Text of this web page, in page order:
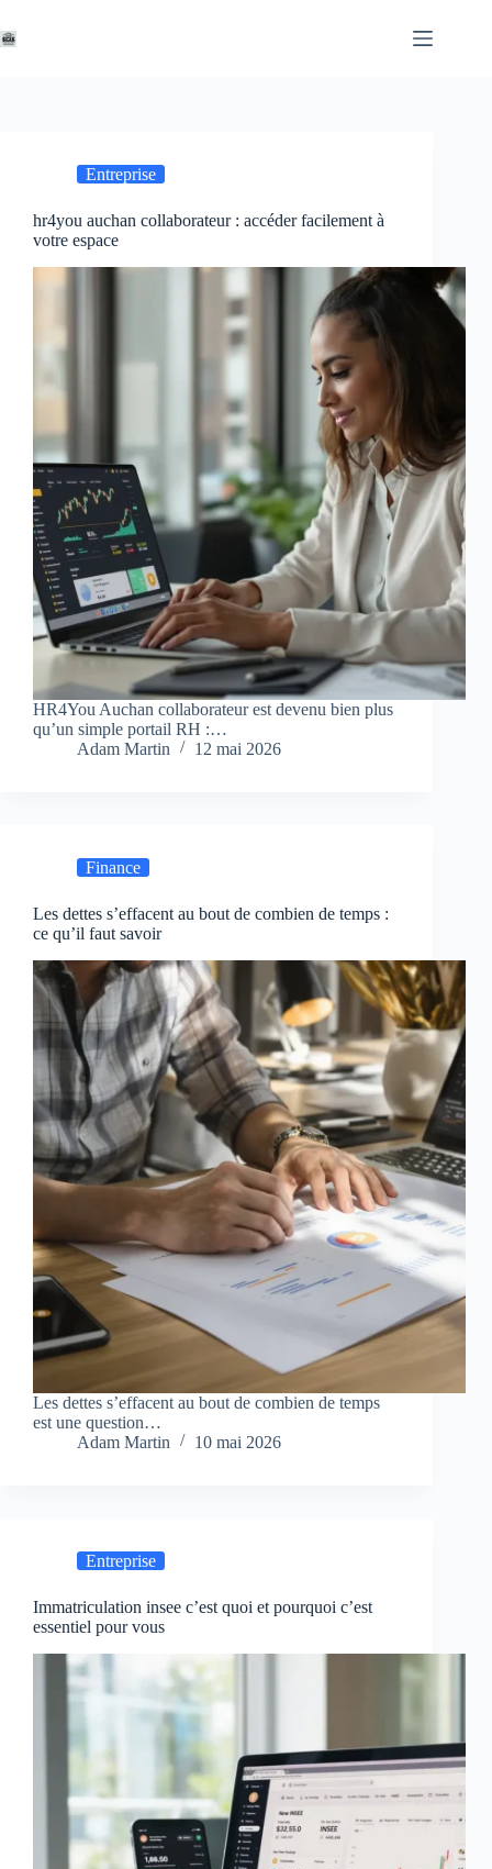
au
contenu
Entreprise
hr4you auchan collaborateur : accéder facilement à
votre espace
HR4You Auchan collaborateur est devenu bien plus
qu’un simple portail RH :…
Adam Martin
12 mai 2026
Finance
Les dettes s’effacent au bout de combien de temps :
ce qu’il faut savoir
Les dettes s’effacent au bout de combien de temps
est une question…
Adam Martin
10 mai 2026
Entreprise
Immatriculation insee c’est quoi et pourquoi c’est
essentiel pour vous